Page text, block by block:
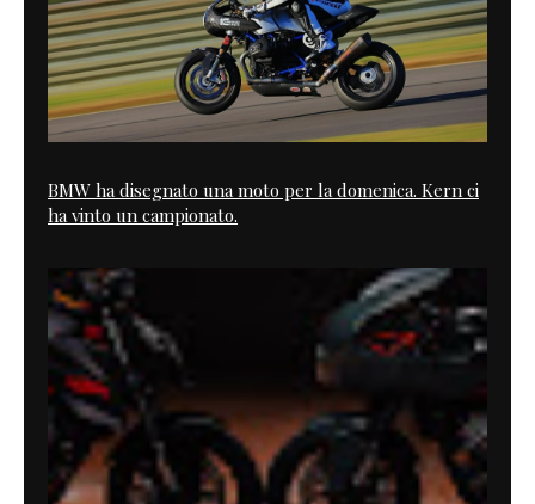
BMW ha disegnato una moto per la domenica. Kern ci
ha vinto un campionato.